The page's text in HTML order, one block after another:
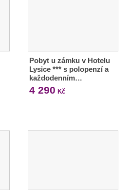
Pobyt u zámku v Hotelu
Lysice *** s polopenzí a
každodenním…
4 290 Kč